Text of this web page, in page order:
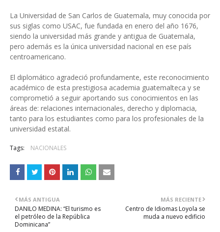
La Universidad de San Carlos de Guatemala, muy conocida por
sus siglas como USAC, fue fundada en enero del año 1676,
siendo la universidad más grande y antigua de Guatemala,
pero además es la única universidad nacional en ese país
centroamericano.
El diplomático agradeció profundamente, este reconocimiento
académico de esta prestigiosa academia guatemalteca y se
comprometió a seguir aportando sus conocimientos en las
áreas de: relaciones internacionales, derecho y diplomacia,
tanto para los estudiantes como para los profesionales de la
universidad estatal.
Tags: NACIONALES
MÁS RECIENTE
Centro de Idiomas Loyola se
muda a nuevo edificio
MÁS ANTIGUA
DANILO MEDINA: “El turismo es
el petróleo de la República
Dominicana”